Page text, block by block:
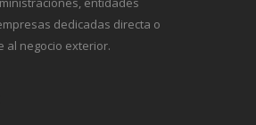
dedicadas directa o
al negocio exterior.